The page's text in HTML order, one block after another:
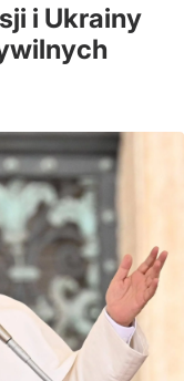
i Ukrainy